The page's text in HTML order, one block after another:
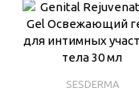
SESDERMA